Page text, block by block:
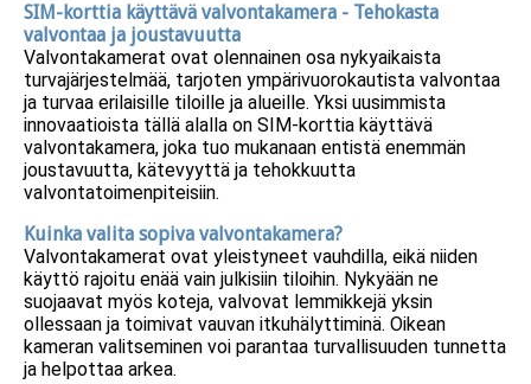
SIM-korttia käyttävä valvontakamera - Tehokasta
valvontaa ja joustavuutta
Valvontakamerat ovat olennainen osa nykyaikaista
turvajärjestelmää, tarjoten ympärivuorokautista valvontaa
ja turvaa erilaisille tiloille ja alueille. Yksi uusimmista
innovaatioista tällä alalla on SIM-korttia käyttävä
valvontakamera, joka tuo mukanaan entistä enemmän
joustavuutta, kätevyyttä ja tehokkuutta
valvontatoimenpiteisiin.
Kuinka valita sopiva valvontakamera?
Valvontakamerat ovat yleistyneet vauhdilla, eikä niiden
käyttö rajoitu enää vain julkisiin tiloihin. Nykyään ne
suojaavat myös koteja, valvovat lemmikkejä yksin
ollessaan ja toimivat vauvan itkuhälyttiminä. Oikean
kameran valitseminen voi parantaa turvallisuuden tunnetta
ja helpottaa arkea.